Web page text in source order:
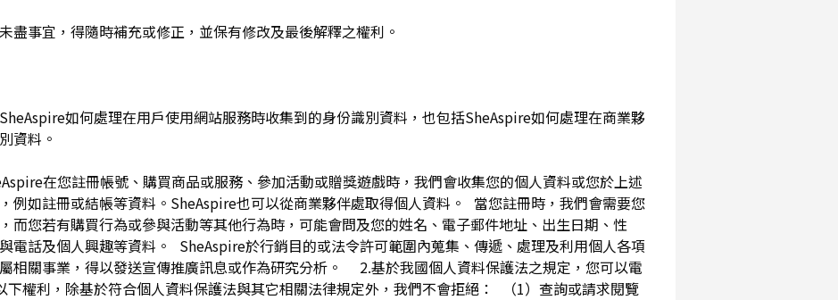
盡事宜，得隨時補充或修正，並保有修改及最後解釋之權利。
如何處理在用戶使用網站服務時收集到的身份識別資料，也包括SheAspire如何處理在商業夥
資料。
在您註冊帳號、購買商品或服務、參加活動或贈獎遊戲時，我們會收集您的個人資料或您於上述
例如註冊或結帳等資料。SheAspire也可以從商業夥伴處取得個人資料。 當您註冊時，我們會需要您
而您若有購買行為或參與活動等其他行為時，可能會問及您的姓名、電子郵件地址、出生日期、性
電話及個人興趣等資料。 SheAspire於行銷目的或法令許可範圍內蒐集、傳遞、處理及利用個人各項
相關事業，得以發送宣傳推廣訊息或作為研究分析。 2.基於我國個人資料保護法之規定，您可以電
下權利，除基於符合個人資料保護法與其它相關法律規定外，我們不會拒絕： （1）查詢或請求閱覽